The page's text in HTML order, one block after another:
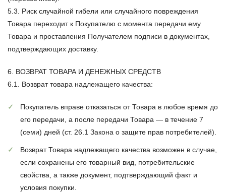
5.3. Риск случайной гибели или случайного повреждения
Товара переходит к Покупателю с момента передачи ему
Товара и проставления Получателем подписи в документах,
подтверждающих доставку.
6. ВОЗВРАТ ТОВАРА И ДЕНЕЖНЫХ СРЕДСТВ
6.1. Возврат товара надлежащего качества:
Покупатель вправе отказаться от Товара в любое время до
его передачи, а после передачи Товара — в течение 7
(семи) дней (ст. 26.1 Закона о защите прав потребителей).
Возврат Товара надлежащего качества возможен в случае,
если сохранены его товарный вид, потребительские
свойства, а также документ, подтверждающий факт и
условия покупки.